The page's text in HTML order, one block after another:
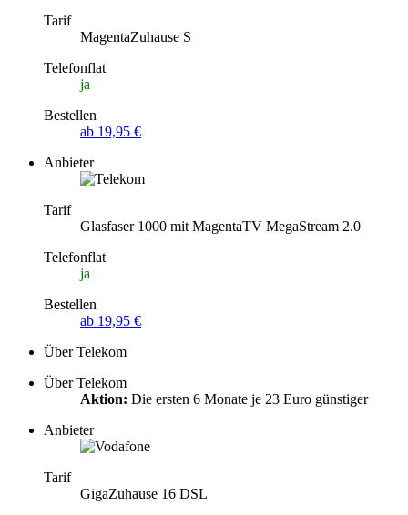
Tarif
MagentaZuhause S
Telefonflat
ja
Bestellen
ab 19,95 €
Anbieter
Tarif
Glasfaser 1000 mit MagentaTV MegaStream 2.0
Telefonflat
ja
Bestellen
ab 19,95 €
Über Telekom
Über Telekom
Aktion: Die ersten 6 Monate je 23 Euro günstiger
Anbieter
Tarif
GigaZuhause 16 DSL